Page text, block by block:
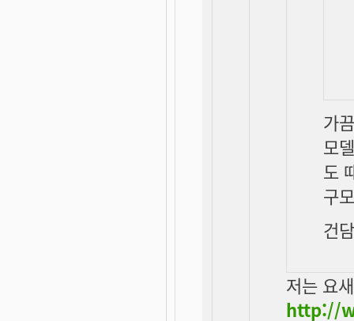
가
모
도
구
건
저는 요
http://